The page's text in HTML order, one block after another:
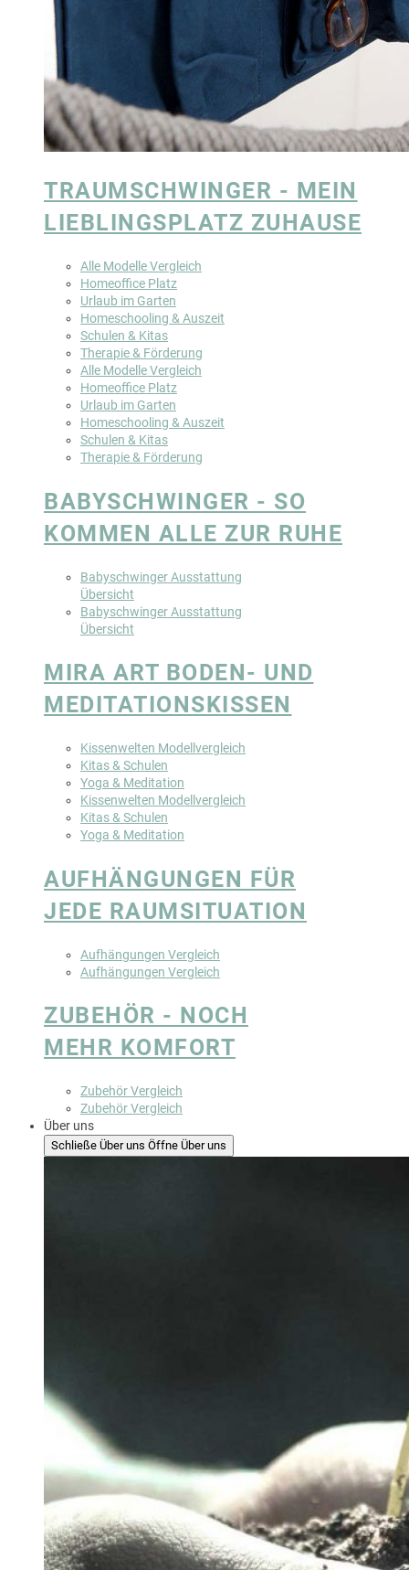
TRAUMSCHWINGER - MEIN
LIEBLINGSPLATZ ZUHAUSE
Alle Modelle Vergleich
Homeoffice Platz
Urlaub im Garten
Homeschooling & Auszeit
Schulen & Kitas
Therapie & Förderung
Alle Modelle Vergleich
Homeoffice Platz
Urlaub im Garten
Homeschooling & Auszeit
Schulen & Kitas
Therapie & Förderung
BABYSCHWINGER - SO
KOMMEN ALLE ZUR RUHE
Babyschwinger Ausstattung
Übersicht
Babyschwinger Ausstattung
Übersicht
MIRA ART BODEN- UND
MEDITATIONSKISSEN
Kissenwelten Modellvergleich
Kitas & Schulen
Yoga & Meditation
Kissenwelten Modellvergleich
Kitas & Schulen
Yoga & Meditation
AUFHÄNGUNGEN FÜR
JEDE RAUMSITUATION
Aufhängungen Vergleich
Aufhängungen Vergleich
ZUBEHÖR - NOCH
MEHR KOMFORT
Zubehör Vergleich
Zubehör Vergleich
Über uns
Schließe Über uns Öffne Über uns